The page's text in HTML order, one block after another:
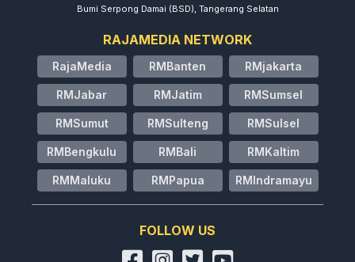
Bumi Serpong Damai (BSD), Tangerang Selatan
RAJAMEDIA NETWORK
RajaMedia RMBanten RMjakarta
RMJabar RMJatim RMSumsel
RMSumut RMSulteng RMSulsel
RMBengkulu RMBali RMKaltim
RMMaluku RMPapua RMIndramayu
FOLLOW US